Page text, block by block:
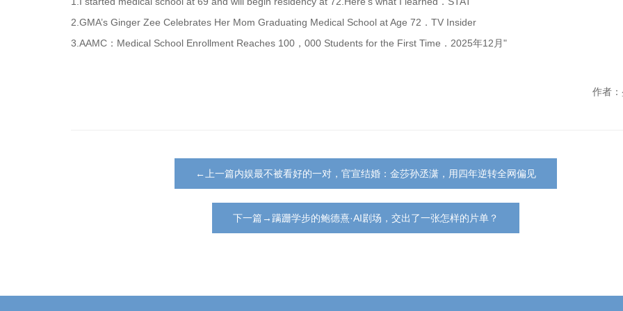
2.GMA’s Ginger Zee Celebrates Her Mom Graduating Medical School at Age 72．TV Insider
3.AAMC：Medical School Enrollment Reaches 100，000 Students for the First Time．2025年12月"
作者
←上一篇内娱最不被看好的一对，官宣结婚：金莎孙丞潇，用四年逆转全网偏见
下一篇→蹒跚学步的鲍德熹·AI剧场，交出了一张怎样的片单？